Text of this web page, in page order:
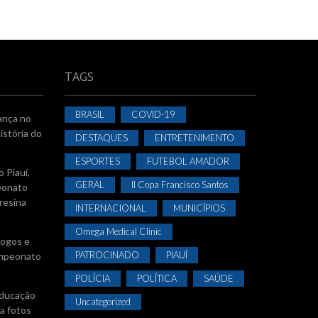
no
do
Piauí,
e
fotos
TAGS
BRASIL COVID-19
DESTAQUES ENTRETENIMENTO
ESPORTES FUTEBOL AMADOR
GERAL II Copa Francisco Santos
INTERNACIONAL MUNICÍPIOS
Omega Medical Clinic
PATROCINADO PIAUÍ
POLÍCIA POLÍTICA SAÚDE
Uncategorized